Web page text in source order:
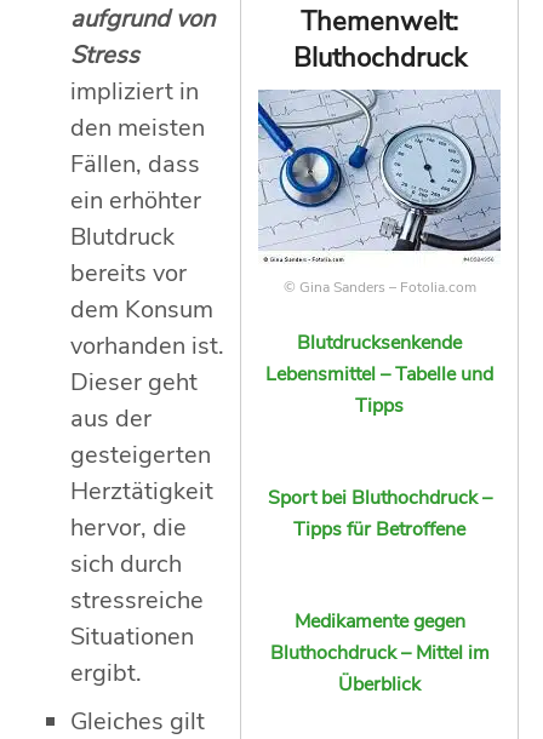
Themenwelt:
Bluthochdruck
© Gina Sanders – Fotolia.com
Blutdrucksenkende
Lebensmittel – Tabelle und
Tipps
Sport bei Bluthochdruck –
Tipps für Betroffene
Medikamente gegen
Bluthochdruck – Mittel im
Überblick
aufgrund von
Stress
impliziert in
den meisten
Fällen, dass
ein erhöhter
Blutdruck
bereits vor
dem Konsum
vorhanden ist.
Dieser geht
aus der
gesteigerten
Herztätigkeit
hervor, die
sich durch
stressreiche
Situationen
ergibt.
Gleiches gilt